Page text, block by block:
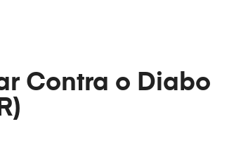
Contra o Diabo